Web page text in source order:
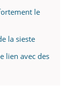
le
la sieste
lien avec des